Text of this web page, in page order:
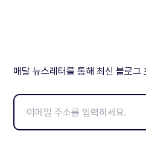
매달 뉴스레터를 통해 최신 블로그